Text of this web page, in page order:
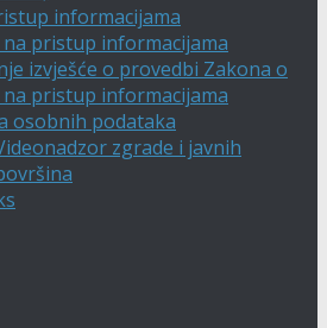
informacijama
na pristup informacijama
izvješće o provedbi Zakona o
pristup informacijama
osobnih podataka
zgrade i javnih